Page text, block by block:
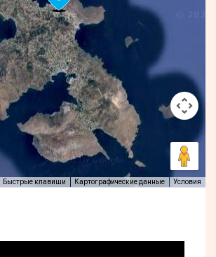
Быстрые клавиши Картографические данные Условия